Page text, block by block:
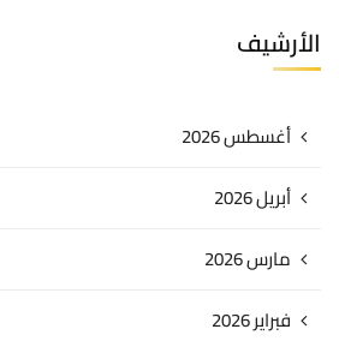
الأرشيف
أغسطس 2026
أبريل 2026
مارس 2026
فبراير 2026